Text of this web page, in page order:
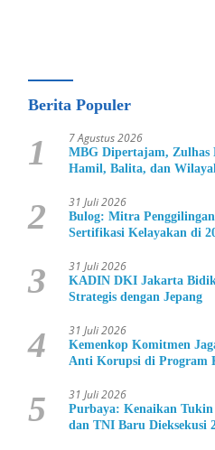
Berita Populer
1 7 Agustus 2026
MBG Dipertajam, Zulhas
Hamil, Balita, dan
2 31 Juli 2026
Bulog: Mitra
Sertifikasi Kelayakan di
3 31 Juli 2026
KADIN DKI Jakarta
Strategis dengan Jepang
4 31 Juli 2026
Kemenkop Komitmen
Anti Korupsi di Program
5 31 Juli 2026
Purbaya: Kenaikan Tukin
dan TNI Baru Dieksekusi